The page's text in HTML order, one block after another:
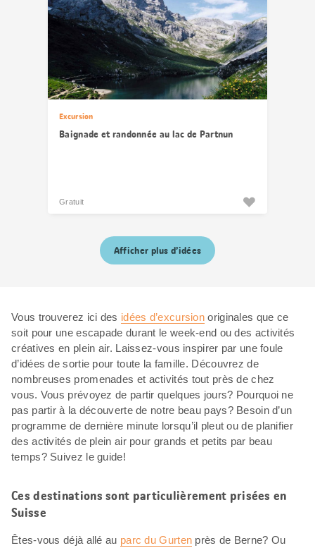
Excursion
Baignade et randonnée au lac de Partnun
Gratuit
Afficher plus d’idées
Vous trouverez ici des idées d’excursion originales que ce
soit pour une escapade durant le week-end ou des activités
créatives en plein air. Laissez-vous inspirer par une foule
d’idées de sortie pour toute la famille. Découvrez de
nombreuses promenades et activités tout près de chez
vous. Vous prévoyez de partir quelques jours? Pourquoi ne
pas partir à la découverte de notre beau pays? Besoin d’un
programme de dernière minute lorsqu’il pleut ou de planifier
des activités de plein air pour grands et petits par beau
temps? Suivez le guide!
Ces destinations sont particulièrement prisées en
Suisse
Êtes-vous déjà allé au parc du Gurten près de Berne? Ou